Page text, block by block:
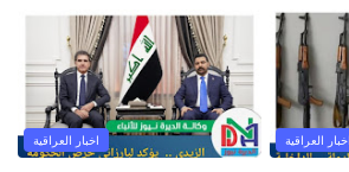
اخبار العراقية اخبار العراقية